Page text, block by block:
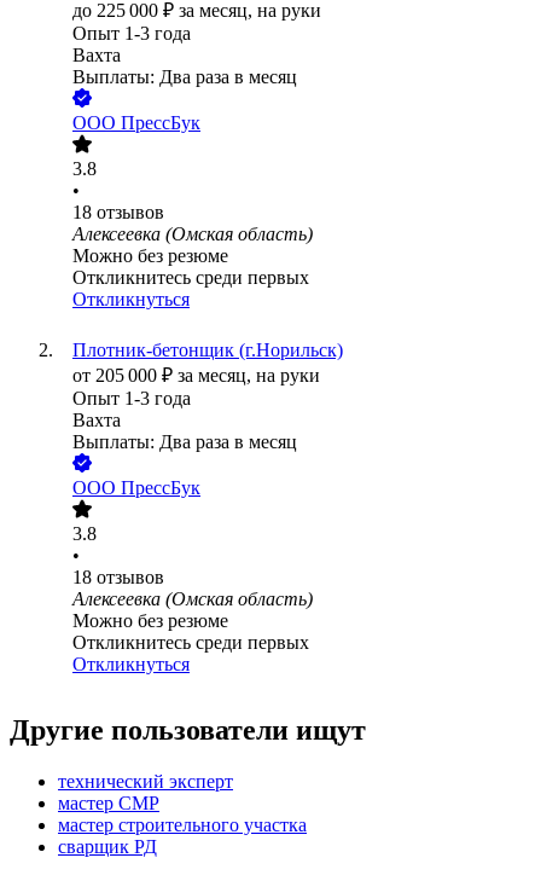
до 225 000 ₽ за месяц, на руки
Опыт 1-3 года
Вахта
Выплаты: Два раза в месяц
ООО ПрессБук
3.8
•
18 отзывов
Алексеевка (Омская область)
Можно без резюме
Откликнитесь среди первых
Откликнуться
Плотник-бетонщик (г.Норильск)
от 205 000 ₽ за месяц, на руки
Опыт 1-3 года
Вахта
Выплаты: Два раза в месяц
ООО ПрессБук
3.8
•
18 отзывов
Алексеевка (Омская область)
Можно без резюме
Откликнитесь среди первых
Откликнуться
Другие пользователи ищут
технический эксперт
мастер СМР
мастер строительного участка
сварщик РД